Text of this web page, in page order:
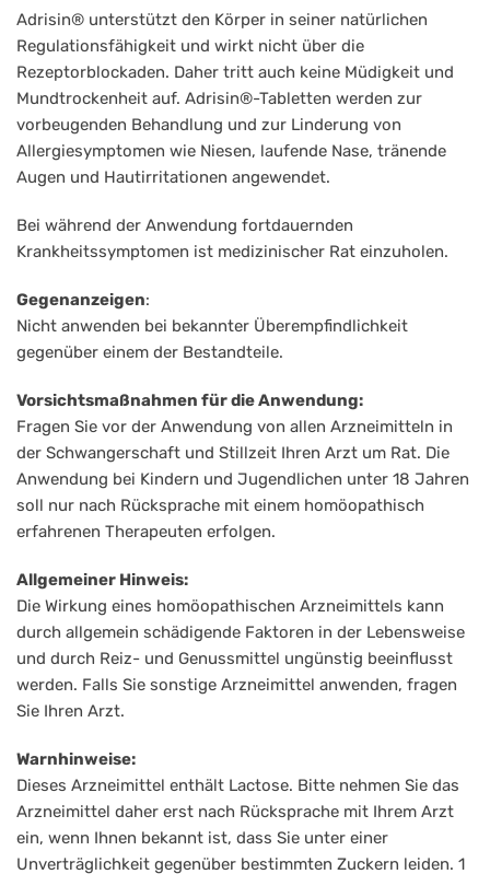
Adrisin® unterstützt den Körper in seiner natürlichen
Regulationsfähigkeit und wirkt nicht über die
Rezeptorblockaden. Daher tritt auch keine Müdigkeit und
Mundtrockenheit auf. Adrisin®-Tabletten werden zur
vorbeugenden Behandlung und zur Linderung von
Allergiesymptomen wie Niesen, laufende Nase, tränende
Augen und Hautirritationen angewendet.
Bei während der Anwendung fortdauernden
Krankheitssymptomen ist medizinischer Rat einzuholen.
Gegenanzeigen:
Nicht anwenden bei bekannter Überempfindlichkeit
gegenüber einem der Bestandteile.
Vorsichtsmaßnahmen für die Anwendung:
Fragen Sie vor der Anwendung von allen Arzneimitteln in
der Schwangerschaft und Stillzeit Ihren Arzt um Rat. Die
Anwendung bei Kindern und Jugendlichen unter 18 Jahren
soll nur nach Rücksprache mit einem homöopathisch
erfahrenen Therapeuten erfolgen.
Allgemeiner Hinweis:
Die Wirkung eines homöopathischen Arzneimittels kann
durch allgemein schädigende Faktoren in der Lebensweise
und durch Reiz- und Genussmittel ungünstig beeinflusst
werden. Falls Sie sonstige Arzneimittel anwenden, fragen
Sie Ihren Arzt.
Warnhinweise:
Dieses Arzneimittel enthält Lactose. Bitte nehmen Sie das
Arzneimittel daher erst nach Rücksprache mit Ihrem Arzt
ein, wenn Ihnen bekannt ist, dass Sie unter einer
Unverträglichkeit gegenüber bestimmten Zuckern leiden. 1